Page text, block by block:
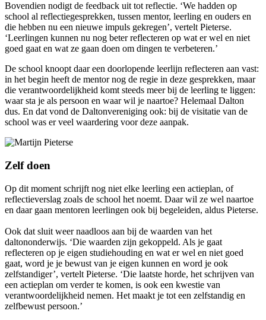
Bovendien nodigt de feedback uit tot reflectie. ‘We hadden op
school al reflectiegesprekken, tussen mentor, leerling en ouders en
die hebben nu een nieuwe impuls gekregen’, vertelt Pieterse.
‘Leerlingen kunnen nu nog beter reflecteren op wat er wel en niet
goed gaat en wat ze gaan doen om dingen te verbeteren.’
De school knoopt daar een doorlopende leerlijn reflecteren aan vast:
in het begin heeft de mentor nog de regie in deze gesprekken, maar
die verantwoordelijkheid komt steeds meer bij de leerling te liggen:
waar sta je als persoon en waar wil je naartoe? Helemaal Dalton
dus. En dat vond de Daltonvereniging ook: bij de visitatie van de
school was er veel waardering voor deze aanpak.
Zelf doen
Op dit moment schrijft nog niet elke leerling een actieplan, of
reflectieverslag zoals de school het noemt. Daar wil ze wel naartoe
en daar gaan mentoren leerlingen ook bij begeleiden, aldus Pieterse.
Ook dat sluit weer naadloos aan bij de waarden van het
daltononderwijs. ‘Die waarden zijn gekoppeld. Als je gaat
reflecteren op je eigen studiehouding en wat er wel en niet goed
gaat, word je je bewust van je eigen kunnen en word je ook
zelfstandiger’, vertelt Pieterse. ‘Die laatste horde, het schrijven van
een actieplan om verder te komen, is ook een kwestie van
verantwoordelijkheid nemen. Het maakt je tot een zelfstandig en
zelfbewust persoon.’